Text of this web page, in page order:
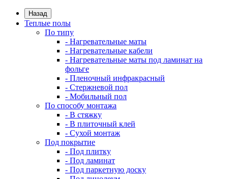
Назад
Теплые полы
По типу
- Нагревательные маты
- Нагревательные кабели
- Нагревательные маты под ламинат на
фольге
- Пленочный инфракрасный
- Стержневой пол
- Мобильный пол
По способу монтажа
- В стяжку
- В плиточный клей
- Сухой монтаж
Под покрытие
- Под плитку
- Под ламинат
- Под паркетную доску